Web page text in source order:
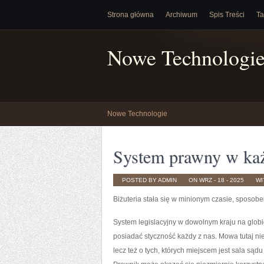
Strona główna Archiwum Spis Treści
Nowe
Nowe Technologie
System prawny w
POSTED BY ADMIN ON WRZ - 18 - 2025
Biżuteria stała się w minionym czasie,
System legislacyjny w dowolnym kraju na
posiadać styczność każdy z nas. Mowa tutaj
lecz też o tych, których miejscem jest sala